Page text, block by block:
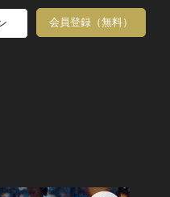
会員登録（無料）